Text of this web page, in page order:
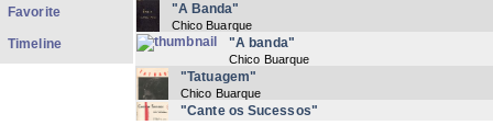
"A Banda"
Chico Buarque
"A banda"
Chico Buarque
"Tatuagem"
Chico Buarque
"Cante os Sucessos"
Favorite
Timeline